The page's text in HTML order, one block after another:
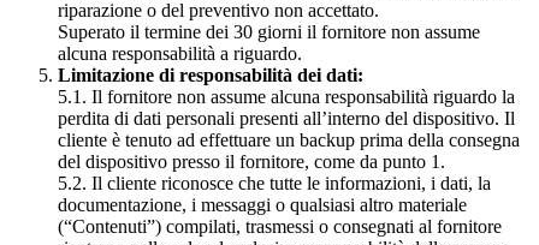
riparazione o del preventivo non accettato.
Superato il termine dei 30 giorni il fornitore non assume
alcuna responsabilità a riguardo.
Limitazione di responsabilità dei dati:
5.1. Il fornitore non assume alcuna responsabilità riguardo la
perdita di dati personali presenti all’interno del dispositivo. Il
cliente è tenuto ad effettuare un backup prima della consegna
del dispositivo presso il fornitore, come da punto 1.
5.2. Il cliente riconosce che tutte le informazioni, i dati, la
documentazione, i messaggi o qualsiasi altro materiale
(“Contenuti”) compilati, trasmessi o consegnati al fornitore